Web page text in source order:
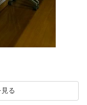
る